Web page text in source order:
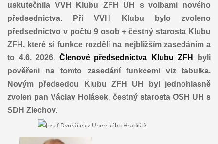
uskutečnila VVH Klubu ZFH UH s volbami nového
předsednictva. Při VVH Klubu bylo zvoleno
předsednictvo v počtu 9 osob + čestný starosta Klubu
ZFH, které si funkce rozdělí na nejbližším zasedáním a
to 4.6. 2026. Členové předsednictva Klubu ZFH
byli
pověřeni na tomto zasedání funkcemi viz tabulka.
Novým předsedou Klubu ZFH UH byl jednohlasně
zvolen pan Václav Holásek, čestný starosta OSH UH s
SDH Zlechov.